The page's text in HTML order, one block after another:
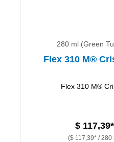
280 ml (Green
Flex 310 M®
Flex 310 M®
$ 117,39*
($ 117,39* / 280